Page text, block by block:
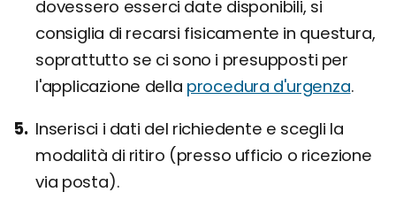
dovessero esserci date disponibili, si
consiglia di recarsi fisicamente in questura,
soprattutto se ci sono i presupposti per
l'applicazione della procedura d'urgenza.
Inserisci i dati del richiedente e scegli la
modalità di ritiro (presso ufficio o ricezione
via posta).